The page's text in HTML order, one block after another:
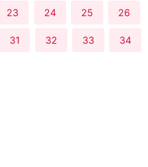
23 24 25 26
31 32 33 34